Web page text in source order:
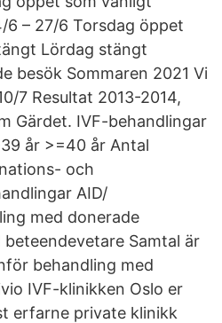
6 – 27/6 Torsdag öppet
Lördag stängt
besök Sommaren 2021 Vi
7 Resultat 2013-2014,
Gärdet. IVF-behandlingar
år >=40 år Antal
och
AID/
med donerade
beteendevetare Samtal är
behandling med
IVF-klinikken Oslo er
erfarne private klinikk